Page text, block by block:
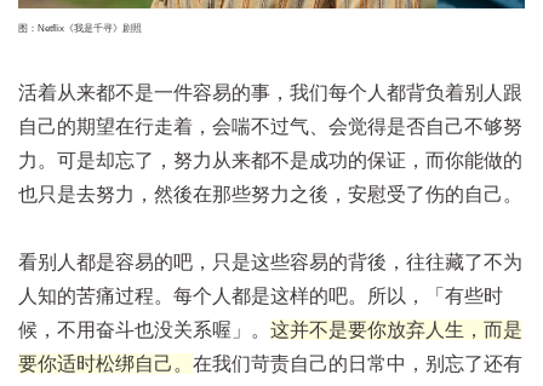
图：Netflix《我是千寻》剧照
活着从来都不是一件容易的事，我们每个人都背负着别人跟
自己的期望在行走着，会喘不过气、会觉得是否自己不够努
力。可是却忘了，努力从来都不是成功的保证，而你能做的
也只是去努力，然後在那些努力之後，安慰受了伤的自己。
看别人都是容易的吧，只是这些容易的背後，往往藏了不为
人知的苦痛过程。每个人都是这样的吧。所以，「有些时
候，不用奋斗也没关系喔」。 这并不是要你放弃人生，而是
要你适时松绑自己。 在我们苛责自己的日常中，别忘了还有